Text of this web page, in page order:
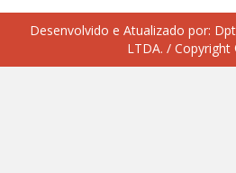
Desenvolvido e Atualizado por:
LTDA. / Copyright